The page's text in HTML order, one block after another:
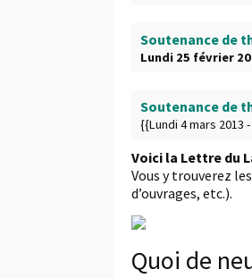
Soutenance de
Lundi 25 février
Soutenance de
{{Lundi 4 mars 2013
Voici la Lettre du
Vous y trouverez
d’ouvrages, etc.).
Quoi de